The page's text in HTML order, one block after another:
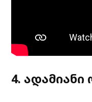
4.